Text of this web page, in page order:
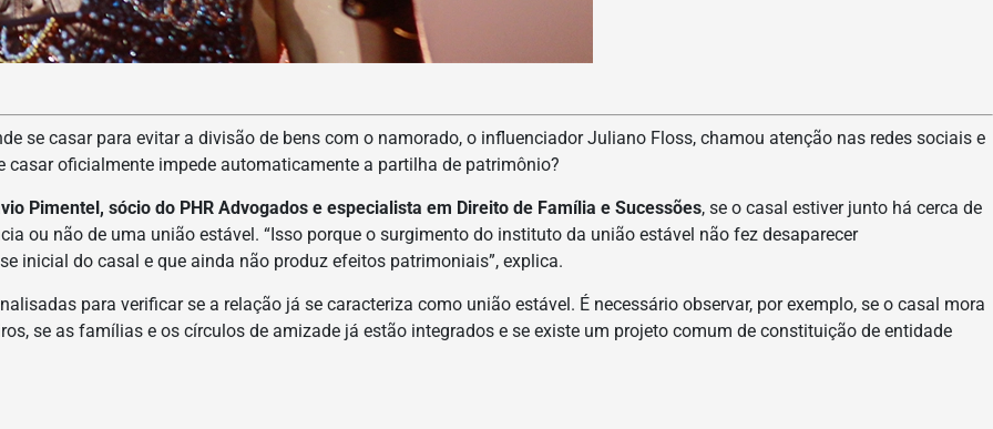
se casar para evitar a divisão de bens com o namorado, o influenciador Juliano Floss, chamou atenção nas redes sociais e
oficialmente impede automaticamente a partilha de patrimônio?
Pimentel, sócio do PHR Advogados e especialista em Direito de Família e Sucessões, se o casal estiver junto há cerca de
ou não de uma união estável. “Isso porque o surgimento do instituto da união estável não fez desaparecer
inicial do casal e que ainda não produz efeitos patrimoniais”, explica.
para verificar se a relação já se caracteriza como união estável. É necessário observar, por exemplo, se o casal mora
se as famílias e os círculos de amizade já estão integrados e se existe um projeto comum de constituição de entidade